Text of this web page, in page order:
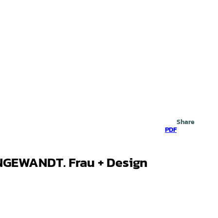
PDF
Share
Frau + Design